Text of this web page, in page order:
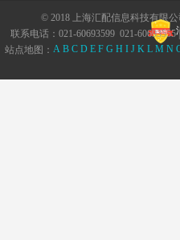
© 2018 上海汇配信息科技有限公
联系电话：021-60693599 021-
站点地图： A B C D E F G H I J K L M N